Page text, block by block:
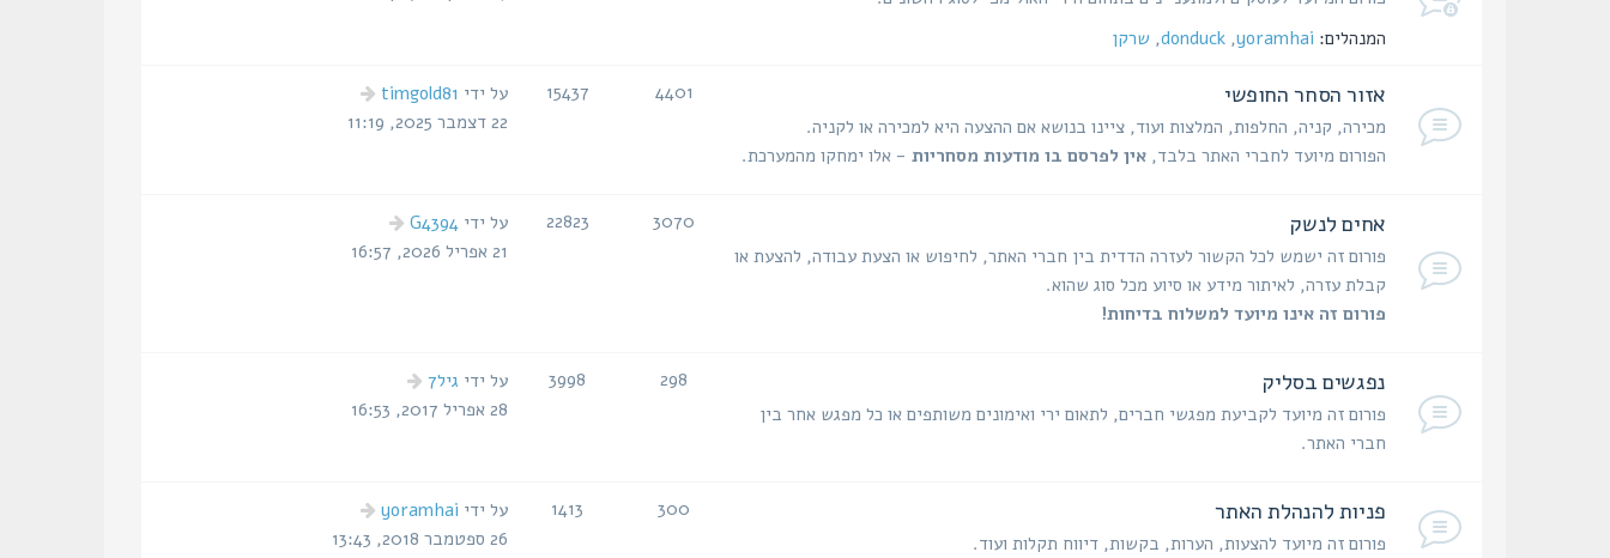
המנהלים: yoramhai
,
donduck
, שרקן
אזור הסחר החופשי
מכירה, קניה, החלפות, המלצות ועוד, ציינו בנושא אם ההצעה היא למכירה או לקניה.
הפורום מיועד לחברי האתר בלבד, אין לפרסם בו מודעות מסחריות - אלו ימחקו מהמערכת.
4401
15437
הודעה
אחרונה
על ידי timgold81
22 דצמבר 2025, 11:19
אחים לנשק
פורום זה ישמש לכל הקשור לעזרה הדדית בין חברי האתר, לחיפוש או הצעת עבודה, להצעת או
קבלת עזרה, לאיתור מידע או סיוע מכל סוג שהוא.
פורום זה אינו מיועד למשלוח בדיחות!
3070
22823
הודעה
אחרונה
על ידיG4394
21 אפריל 2026, 16:57
נפגשים בסליק
פורום זה מיועד לקביעת מפגשי חברים, לתאום ירי ואימונים משותפים או כל מפגש אחר בין
חברי האתר.
298
3998
הודעה
אחרונה
על ידי גיל7
28 אפריל 2017, 16:53
פניות להנהלת האתר
פורום זה מיועד להצעות, הערות, בקשות, דיווח תקלות ועוד.
300
1413
הודעה
אחרונה
על ידי yoramhai
26 ספטמבר 2018, 13:43